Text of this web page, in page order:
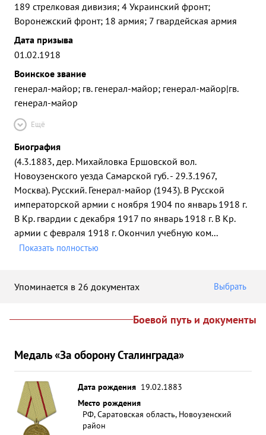
189 стрелковая дивизия; 4 Украинский фронт;
Воронежский фронт; 18 армия; 7 гвардейская армия
Дата призыва
01.02.1918
Воинское звание
генерал-майор; гв. генерал-майор; генерал-майор|гв.
генерал-майор
Ещё
Биография
(4.3.1883, дер. Михайловка Ершовской вол.
Новоузенского уезда Самарской губ. - 29.3.1967,
Москва). Русский. Генерал-майор (1943). В Русской
императорской армии с ноября 1904 по январь 1918 г.
В Кр. гвардии с декабря 1917 по январь 1918 г. В Кр.
армии с февраля 1918 г. Окончил учебную ком...
Показать полностью
Упоминается в 26 документах Выбрать
Боевой путь и документы
Медаль «За оборону Сталинграда»
Дата рождения 19.02.1883
Место рождения
РФ, Саратовская область, Новоузенский
район